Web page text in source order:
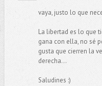
vaya, justo lo que
La libertad es lo que
gana con ella, no sé
gusta que cierren la
derecha...
Saludines :)